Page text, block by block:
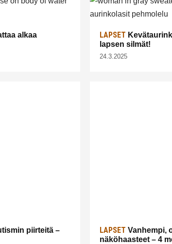
alkaa
LAPSET
lapsen silmät!
24.3.2025
piirteitä –
LAPSET Vanhempi,
näköhaasteet – 4